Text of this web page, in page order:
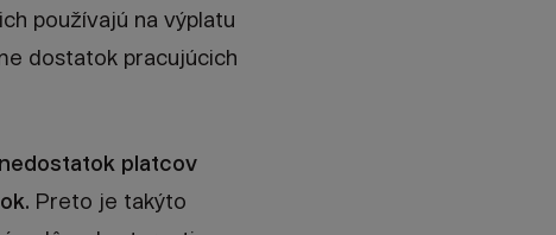
používajú na výplatu
dostatok pracujúcich
platcov
Preto je takýto